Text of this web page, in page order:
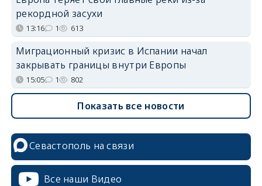
рекордной засухи
13:16 1 613
Миграционный кризис в Испании начал
закрывать границы внутри Европы
15:05 1 802
Показать все новости
Севастополь на связи
Все наши Видео